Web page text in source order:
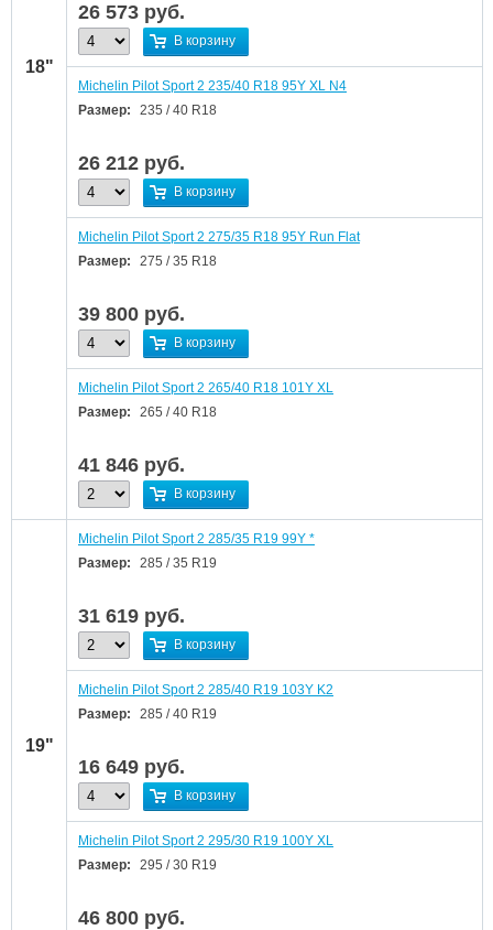
18"
26 573 руб.
В корзину
Michelin Pilot Sport 2 235/40 R18 95Y XL N4
Размер:
235 / 40 R18
26 212 руб.
В корзину
Michelin Pilot Sport 2 275/35 R18 95Y Run Flat
Размер:
275 / 35 R18
39 800 руб.
В корзину
Michelin Pilot Sport 2 265/40 R18 101Y XL
Размер:
265 / 40 R18
41 846 руб.
В корзину
19"
Michelin Pilot Sport 2 285/35 R19 99Y *
Размер:
285 / 35 R19
31 619 руб.
В корзину
Michelin Pilot Sport 2 285/40 R19 103Y K2
Размер:
285 / 40 R19
16 649 руб.
В корзину
Michelin Pilot Sport 2 295/30 R19 100Y XL
Размер:
295 / 30 R19
46 800 руб.